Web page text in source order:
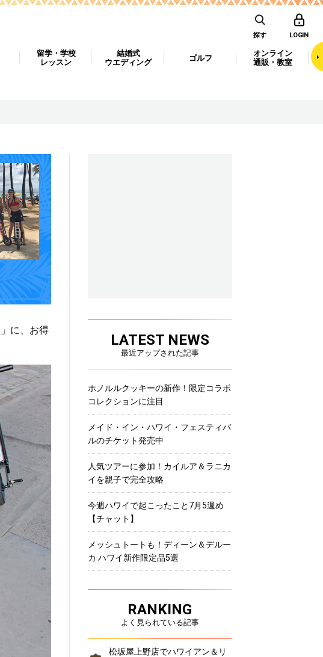
探す LOGIN
留学・学校
レッスン
結婚式
ウエディング
ゴルフ
オンライン
通販・教室
」に、お得
LATEST NEWS
最近アップされた記事
ホノルルクッキーの新作！限定コラボ
コレクションに注目
メイド・イン・ハワイ・フェスティバ
ルのチケット発売中
人気ツアーに参加！カイルア＆ラニカ
イを親子で完全攻略
今週ハワイで起こったこと7月5週め
【チャット】
メッシュトートも！ディーン＆デルー
カ ハワイ新作限定品5選
RANKING
よく見られている記事
松坂屋上野店でハワイアン＆リ